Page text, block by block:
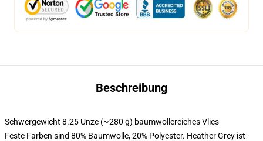
Beschreibung
Schwergewicht 8.25 Unze (~280 g) baumwollereiches Vlies
Feste Farben sind 80% Baumwolle, 20% Polyester. Heather Grey ist